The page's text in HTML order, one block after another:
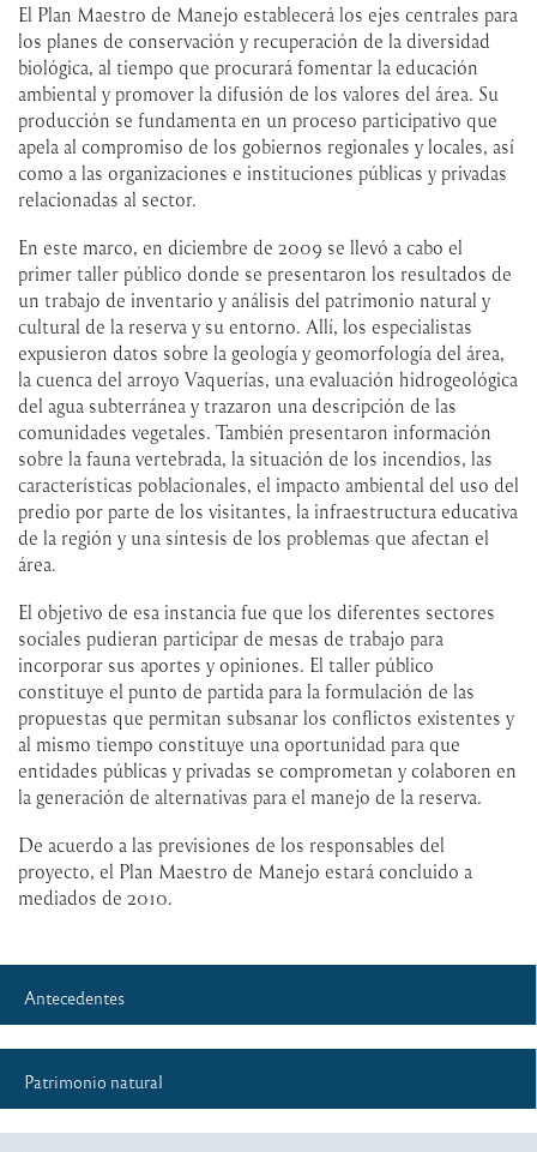
El Plan Maestro de Manejo establecerá los ejes centrales para
los planes de conservación y recuperación de la diversidad
biológica, al tiempo que procurará fomentar la educación
ambiental y promover la difusión de los valores del área. Su
producción se fundamenta en un proceso participativo que
apela al compromiso de los gobiernos regionales y locales, así
como a las organizaciones e instituciones públicas y privadas
relacionadas al sector.
En este marco, en diciembre de 2009 se llevó a cabo el
primer taller público donde se presentaron los resultados de
un trabajo de inventario y análisis del patrimonio natural y
cultural de la reserva y su entorno. Allí, los especialistas
expusieron datos sobre la geología y geomorfología del área,
la cuenca del arroyo Vaquerías, una evaluación hidrogeológica
del agua subterránea y trazaron una descripción de las
comunidades vegetales. También presentaron información
sobre la fauna vertebrada, la situación de los incendios, las
características poblacionales, el impacto ambiental del uso del
predio por parte de los visitantes, la infraestructura educativa
de la región y una síntesis de los problemas que afectan el
área.
El objetivo de esa instancia fue que los diferentes sectores
sociales pudieran participar de mesas de trabajo para
incorporar sus aportes y opiniones. El taller público
constituye el punto de partida para la formulación de las
propuestas que permitan subsanar los conflictos existentes y
al mismo tiempo constituye una oportunidad para que
entidades públicas y privadas se comprometan y colaboren en
la generación de alternativas para el manejo de la reserva.
De acuerdo a las previsiones de los responsables del
proyecto, el Plan Maestro de Manejo estará concluido a
mediados de 2010.
Antecedentes
Patrimonio natural